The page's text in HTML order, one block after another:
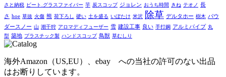
さと納税
ビート.グラスファイバー 芋 炭スコップ ジョレン おうち時間 きね テオノ 長
さ hoe 草抜 火傷 熊 荷下ろし 硬い 土を盛る いぼたけ 米沢 除草 デルタホー 樹木 パウ
ダースノー 山 潮干狩 アロマディフューザー 雪 建設工事 良い 手打鋼 アルミパイプ 丸
型 築地 プラスチック製 ハンドスコップ 鳥獣 草むしり
海外Amazon（US,EU）、ebay への当社の許可のない出品
はお断りしています。